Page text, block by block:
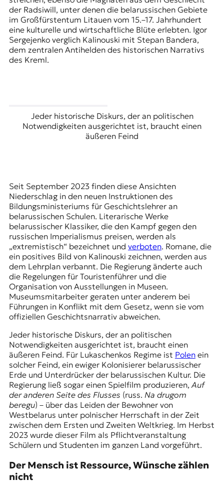
der Radsiwill, unter denen die belarussischen Gebiete
im Großfürstentum Litauen vom 15.–17. Jahrhundert
eine kulturelle und wirtschaftliche Blüte erlebten. Igor
Sergejenko verglich Kalinouski mit Stepan Bandera,
dem zentralen Antihelden des historischen Narrativs
des Kreml.
Jeder historische Diskurs, der an politischen
Notwendigkeiten ausgerichtet ist, braucht einen
äußeren Feind
Seit September 2023 finden diese Ansichten
Niederschlag in den neuen Instruktionen des
Bildungsministeriums für Geschichtslehrer an
belarussischen Schulen. Literarische Werke
belarussischer Klassiker, die den Kampf gegen den
russischen Imperialismus preisen, werden als
„extremistisch“ bezeichnet und verboten. Romane, die
ein positives Bild von Kalinouski zeichnen, werden aus
dem Lehrplan verbannt. Die Regierung änderte auch
die Regelungen für Touristenführer und die
Organisation von Ausstellungen in Museen.
Museumsmitarbeiter geraten unter anderem bei
Führungen in Konflikt mit dem Gesetz, wenn sie vom
offiziellen Geschichtsnarrativ abweichen.
Jeder historische Diskurs, der an politischen
Notwendigkeiten ausgerichtet ist, braucht einen
äußeren Feind. Für Lukaschenkos Regime ist Polenein
solcher Feind, ein ewiger Kolonisierer belarussischer
Erde und Unterdrücker der belarussischen Kultur. Die
Regierung ließ sogar einen Spielfilm produzieren,Auf
der anderen Seite des Flusses (russ. Na drugom
beregu) – über das Leiden der Bewohner von
Westbelarus unter polnischer Herrschaft in der Zeit
zwischen dem Ersten und Zweiten Weltkrieg. Im Herbst
2023 wurde dieser Film als Pflichtveranstaltung
Schülern und Studenten im ganzen Land vorgeführt.
Der Mensch ist Ressource, Wünsche zählen
nicht